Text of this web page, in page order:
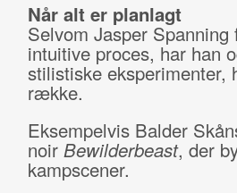
Når alt er planlagt
Selvom Jasper
intuitive proces, har han
stilistiske
række.
Eksempelvis Balder
noir Bewilderbeast, der
kampscener.